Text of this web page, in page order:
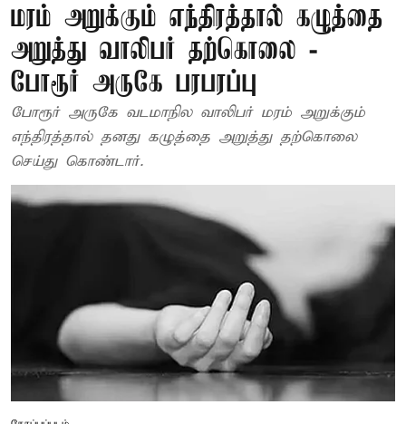
மரம் அறுக்கும் எந்திரத்தால் கழுத்தை
அறுத்து வாலிபர் தற்கொலை -
போரூர் அருகே பரபரப்பு
போரூர் அருகே வடமாநில வாலிபர் மரம் அறுக்கும்
எந்திரத்தால் தனது கழுத்தை அறுத்து தற்கொலை
செய்து கொண்டார்.